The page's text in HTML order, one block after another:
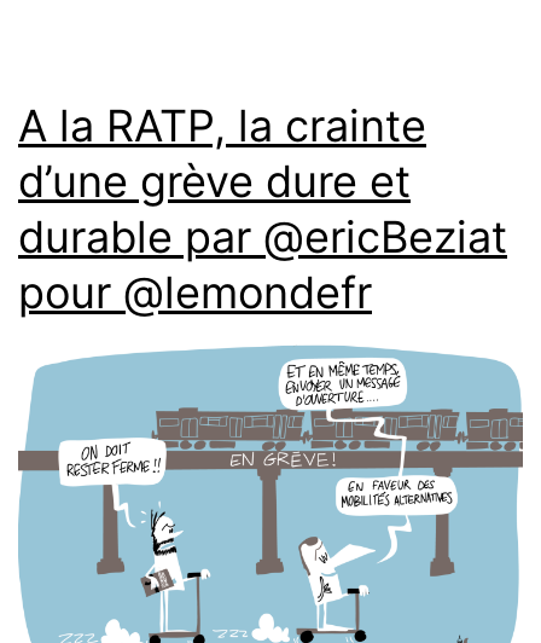
A la RATP, la crainte
d’une grève dure et
durable par @ericBeziat
pour @lemondefr